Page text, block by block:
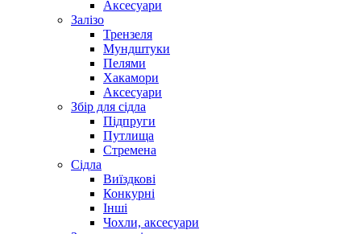
Аксесуари
Залізо
Трензеля
Мундштуки
Пелями
Хакамори
Аксесуари
Збір для сідла
Підпруги
Путлища
Стремена
Сідла
Виїздкові
Конкурні
Інші
Чохли, аксесуари